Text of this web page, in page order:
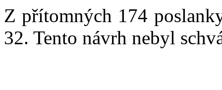
Z přítomných 174
32. Tento návrh nebyl